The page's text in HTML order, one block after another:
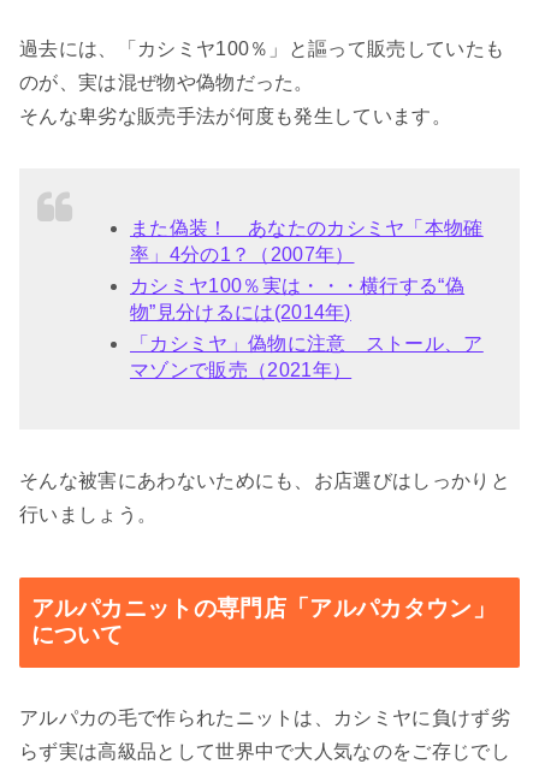
過去には、「カシミヤ100％」と謳って販売していたも
のが、実は混ぜ物や偽物だった。
そんな卑劣な販売手法が何度も発生しています。
また偽装！ あなたのカシミヤ「本物確
率」4分の1？（2007年）
カシミヤ100％実は・・・横行する“偽
物”見分けるには(2014年)
「カシミヤ」偽物に注意 ストール、ア
マゾンで販売（2021年）
そんな被害にあわないためにも、お店選びはしっかりと
行いましょう。
アルパカニットの専門店「アルパカタウン」
について
アルパカの毛で作られたニットは、カシミヤに負けず劣
らず実は高級品として世界中で大人気なのをご存じでし